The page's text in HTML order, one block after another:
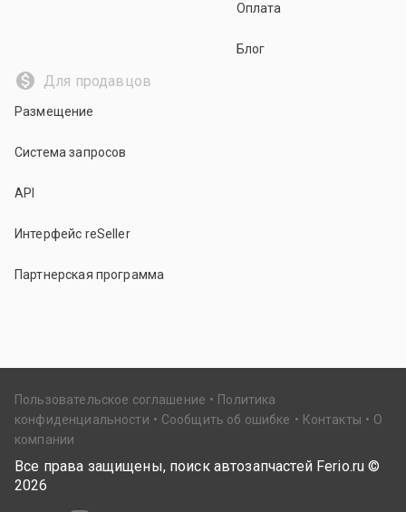
Оплата
Блог
Для продавцов
Размещение
Система запросов
API
Интерфейс reSeller
Партнерская программа
Пользовательское соглашение
Политика
конфиденциальности
Сообщить об ошибке Контакты
О
компании
Все права защищены, поиск автозапчастей Ferio.ru ©
2026